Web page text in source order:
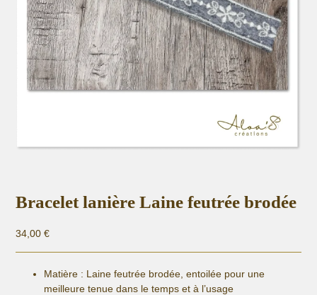
Bracelet lanière Laine feutrée brodée
34,00€
Matière : Laine feutrée brodée, entoilée pour une
meilleure tenue dans le temps et à l’usage